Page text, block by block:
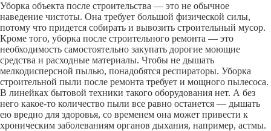
Уборка объекта после строительства — это не обычное
наведение чистоты. Она требует большой физической силы,
потому что придется собирать и вывозить строительный мусор.
Кроме того, уборка после строительного ремонта — это
необходимость самостоятельно закупать дорогие моющие
средства и расходные материалы. Чтобы не дышать
мелкодисперсной пылью, понадобятся респираторы. Уборка
строительной пыли после ремонта требует и мощного пылесоса.
В линейках бытовой техники такого оборудования нет. А без
него какое-то количество пыли все равно останется — дышать
ею вредно для здоровья, со временем она может привести к
хроническим заболеваниям органов дыхания, например, астмы.